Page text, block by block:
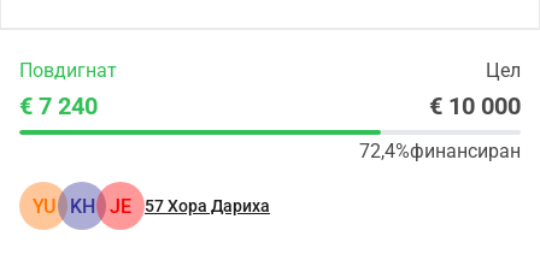
Повдигнат Цел
€ 7 240 € 10 000
72,4%финансиран
YU KH JE 57Хора Дариха